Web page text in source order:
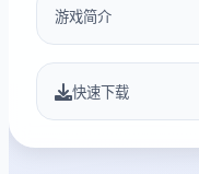
游戏简介
快速下载